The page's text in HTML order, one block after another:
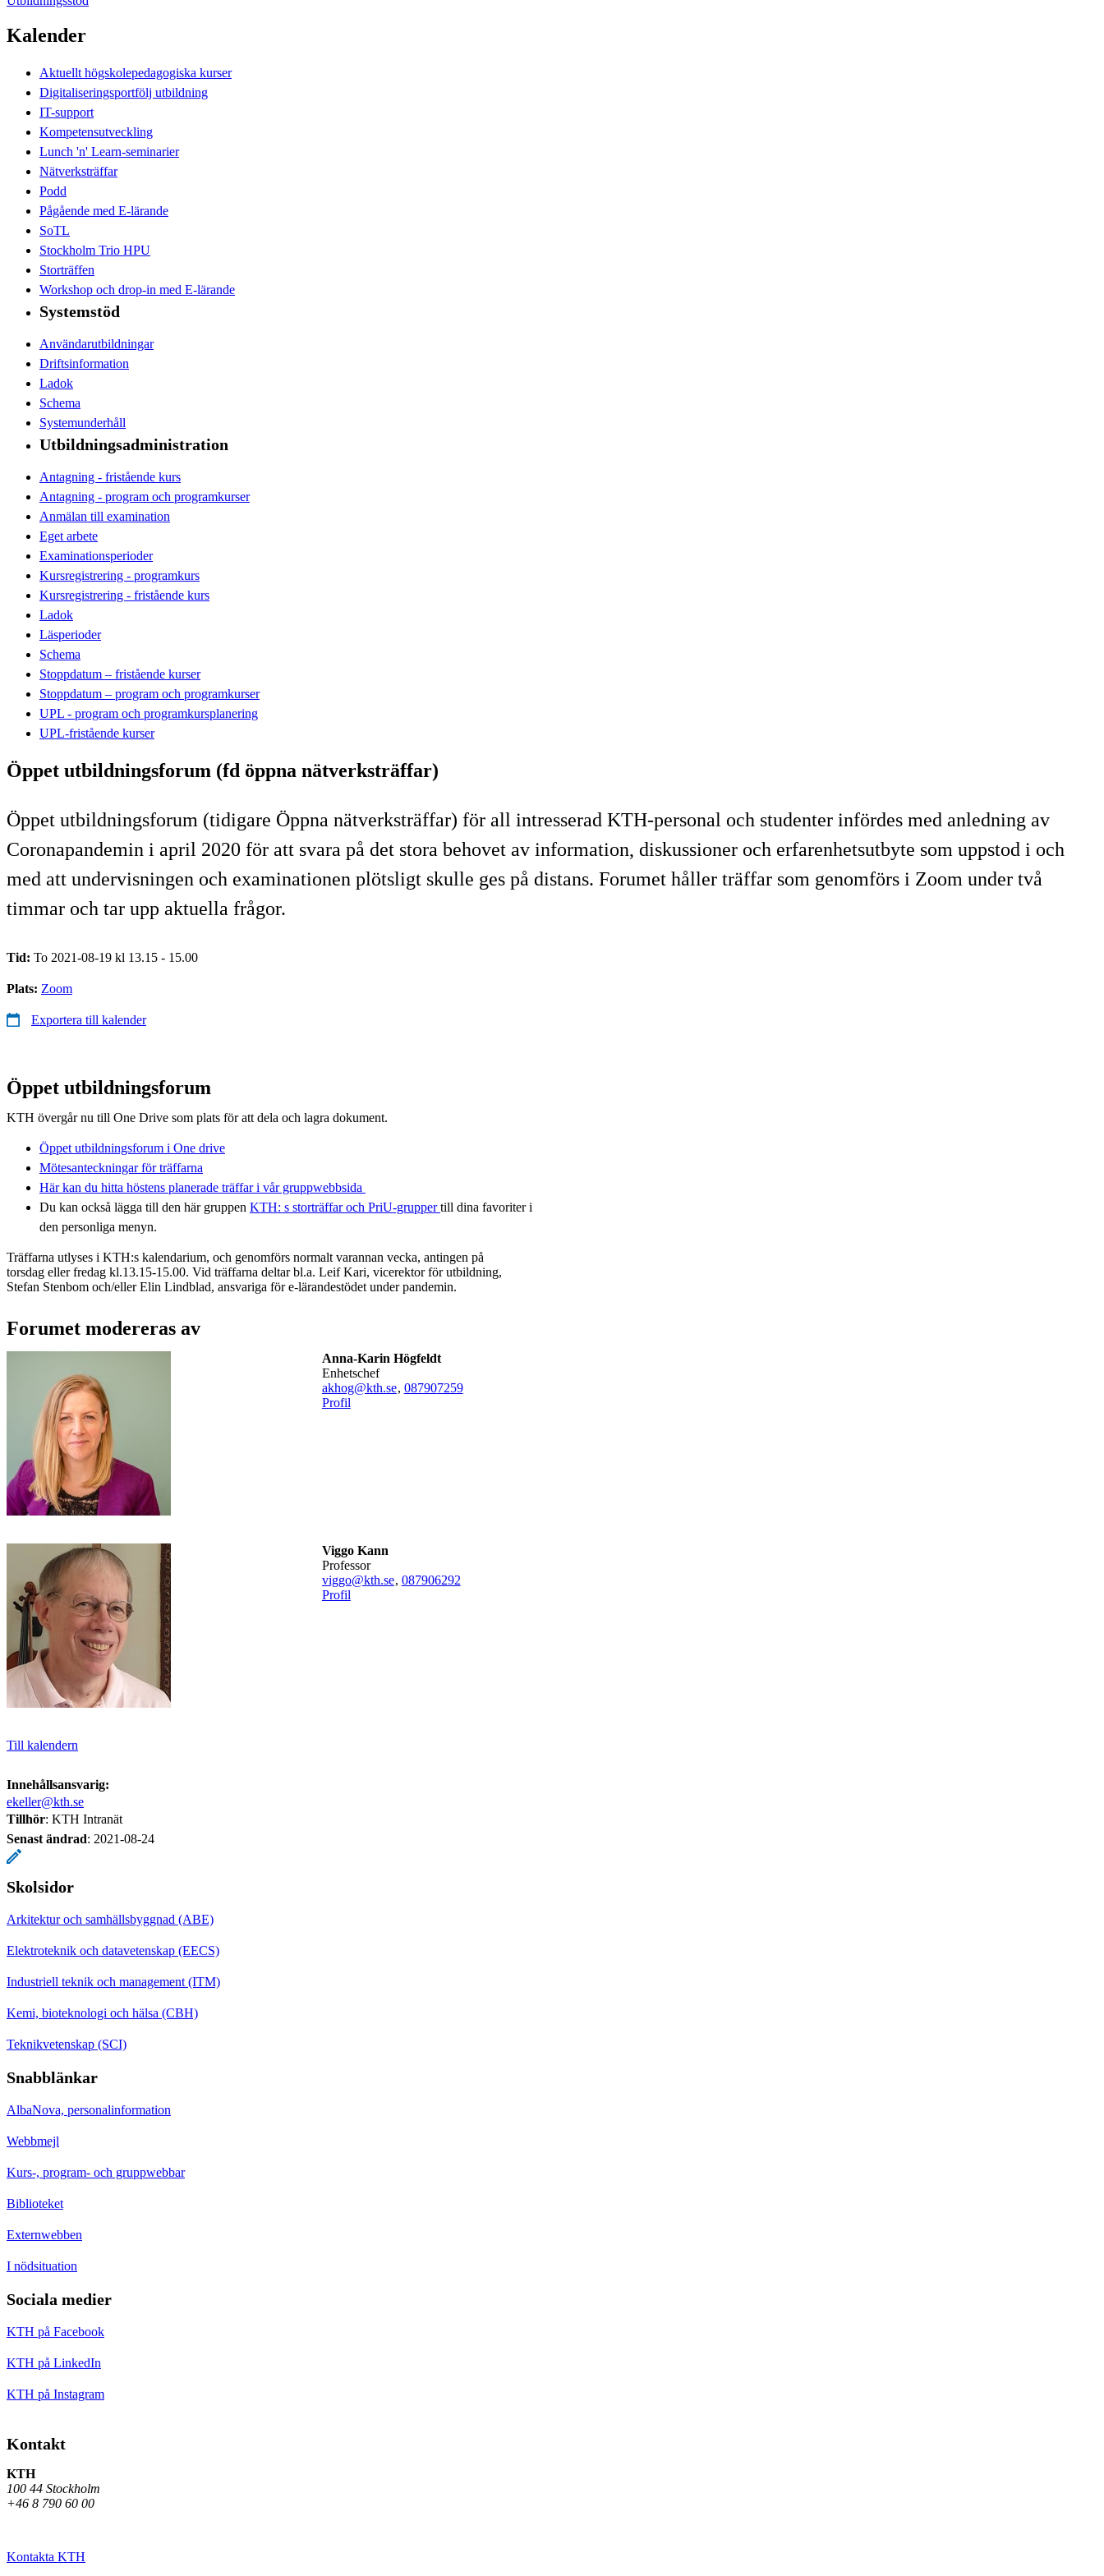
Kalender
Aktuellt högskolepedagogiska kurser
Digitaliseringsportfölj utbildning
IT-support
Kompetensutveckling
Lunch 'n' Learn-seminarier
Nätverksträffar
Podd
Pågående med E-lärande
SoTL
Stockholm Trio HPU
Storträffen
Workshop och drop-in med E-lärande
Systemstöd
Användarutbildningar
Driftsinformation
Ladok
Schema
Systemunderhåll
Utbildningsadministration
Antagning - fristående kurs
Antagning - program och programkurser
Anmälan till examination
Eget arbete
Examinationsperioder
Kursregistrering - programkurs
Kursregistrering - fristående kurs
Ladok
Läsperioder
Schema
Stoppdatum – fristående kurser
Stoppdatum – program och programkurser
UPL - program och programkursplanering
UPL-fristående kurser
Öppet utbildningsforum (fd öppna nätverksträffar)
Öppet utbildningsforum (tidigare Öppna nätverksträffar) för all intresserad KTH-personal och studenter infördes med anledning av
Coronapandemin i april 2020 för att svara på det stora behovet av information, diskussioner och erfarenhetsutbyte som uppstod i och
med att undervisningen och examinationen plötsligt skulle ges på distans. Forumet håller träffar som genomförs i Zoom under två
timmar och tar upp aktuella frågor.
Tid: To 2021-08-19 kl 13.15 - 15.00
Plats: Zoom
Exportera till kalender
Öppet utbildningsforum
KTH övergår nu till One Drive som plats för att dela och lagra dokument.
Öppet utbildningsforum i One drive
Mötesanteckningar för träffarna
Här kan du hitta höstens planerade träffar i vår gruppwebbsida
Du kan också lägga till den här gruppen KTH: s storträffar och PriU-gruppertill dina favoriter i
den personliga menyn.
Träffarna utlyses i KTH:s kalendarium, och genomförs normalt varannan vecka, antingen på
torsdag eller fredag kl.13.15-15.00. Vid träffarna deltar bl.a. Leif Kari, vicerektor för utbildning,
Stefan Stenbom och/eller Elin Lindblad, ansvariga för e-lärandestödet under pandemin.
Forumet modereras av
Anna-Karin Högfeldt
enhetschef
akhog@kth.se, 087907259
Profil
Viggo Kann
professor
viggo@kth.se, 087906292
Profil
Till kalendern
Innehållsansvarig:
ekeller@kth.se
Tillhör: KTH Intranät
Senast ändrad: 2021-08-24
Skolsidor
Arkitektur och samhällsbyggnad (ABE)
Elektroteknik och datavetenskap (EECS)
Industriell teknik och management (ITM)
Kemi, bioteknologi och hälsa (CBH)
Teknikvetenskap (SCI)
Snabblänkar
AlbaNova, personalinformation
Webbmejl
Kurs-, program- och gruppwebbar
Biblioteket
Externwebben
I nödsituation
Sociala medier
KTH på Facebook
KTH på LinkedIn
KTH på Instagram
Kontakt
KTH
100 44 Stockholm
+46 8 790 60 00
Kontakta KTH